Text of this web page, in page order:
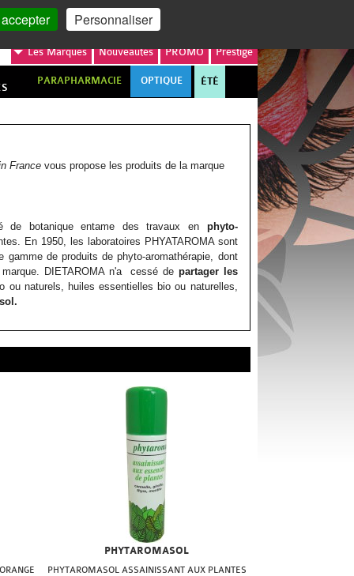
MON COMPTE
LesMarques Nouveautés PROMO Prestige
PARAPHARMACIE OPTIQUE ÉTÉ
Francevous propose les produits de la marque
de botanique entame des travaux en phyto-
En 1950, les laboratoires PHYATAROMA sont
de produits de phyto-aromathérapie, dont
DIETAROMA n'a cessé de partager les
ou naturels, huiles essentielles bio ou naturelles,
PHYTAROMASOL
PHYTAROMASOL ASSAINISSANT AUX PLANTES
Personnaliser